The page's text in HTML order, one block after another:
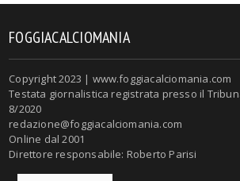
FOGGIACALCIOMANIA
Copyright 2023 | www.foggiacalciomania.com
Testata giornalistica registrata presso il
8/2020
redazione@foggiacalciomania.com
Online dal 2001
Direttore responsabile: Roberto Parisi